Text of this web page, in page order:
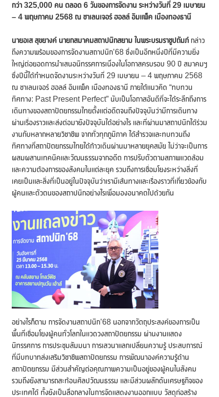
กว่า 325,000 คน ตลอด 6 วันของการจัดงาน ระหว่างวันที่ 29 เมษายน
– 4 พฤษภาคม 2568 ณ ชาเลนเจอร์ ฮอลล์ อิมแพ็ค เมืองทองธานี
นายอเส สุขยางค์นายกสมาคมสถาปนิกสยาม ในพระบรมราชูปถัมภ์ กล่าว
ถึงความพร้อมของการจัดงานสถาปนิก’68 ซึ่งเป็นอีกหนึ่งปีที่มีความยิ่ง
ใหญ่ต่อยอดการนำเสนอนิทรรศการเนื่องในโอกาสครบรอบ 90 ปี สมาคมฯ
ซึ่งปีนี้ได้กำหนดจัดงานระหว่างวันที่ 29 เมษายน – 4 พฤษภาคม 2568
ณ ชาเลนเจอร์ ฮอลล์ อิมแพ็ค เมืองทองธานี ภายใต้แนวคิด “ทบทวน
ทิศทาง: Past Present Perfect” นับเป็นโอกาสอันดีที่จะได้ระลึกถึงการ
เดินทางของสถาปัตยกรรมไทยตั้งแต่อดีตจนถึงปัจจุบันว่ามีการเดินทาง
ผ่านเรื่องราวและส่งต่อมายังปัจจุบันได้อย่างไร และที่ผ่านมาสถาปนิกได้ร่วม
งานกับหลากหลายวิชาชีพ จากทั่วทุกภูมิภาค ได้สำรวจและทบทวนถึง
ทิศทางที่สถาปัตยกรรมไทยได้ก้าวเดินผ่านมาหลายยุคสมัย ไม่ว่าจะเป็นการ
ผสมผสานเทคนิคและวัฒนธรรมจากอดีต การปรับตัวตามสภาพแวดล้อม
และความต้องการของสังคมในแต่ละยุค รวมถึงการเชื่อมโยงระหว่างสิ่งที่
เคยเป็นและสิ่งที่เป็นอยู่ในปัจจุบันว่าเรามีเส้นทางและเรื่องราวที่เกี่ยวข้องกับ
ผู้คนและตัวตนของสถาปนิกอย่างไรเพื่อมองอนาคตไปด้วยกัน
อย่างไรก็ตาม การจัดงานสถาปนิก’68 นอกจากวัตถุประสงค์ของการเป็น
พื้นที่เชื่อมโยงผู้คนทั่วโลกในแวดวงสถาปัตยกรรม ผ่านงานแสดง
นิทรรศการ การประชุมสัมมนา การเสวนาแลกเปลี่ยนความรู้ ประสบการณ์
ที่มีบทบาทส่งเสริมวิชาชีพสถาปัตยกรรม การพัฒนาองค์ความรู้ด้าน
สถาปัตยกรรม มีส่วนสำคัญต่อคุณภาพความเป็นอยู่ของผู้คนในสังคม
รวมถึงยังสามารถสะท้อนศิลปวัฒนธรรม และมีส่วนผลักดันเศรษฐกิจของ
ประเทศได้ ทั้งยังเป็นสื่อกลางในการจัดแสดงงานออกแบบ วัสดุก่อสร้าง